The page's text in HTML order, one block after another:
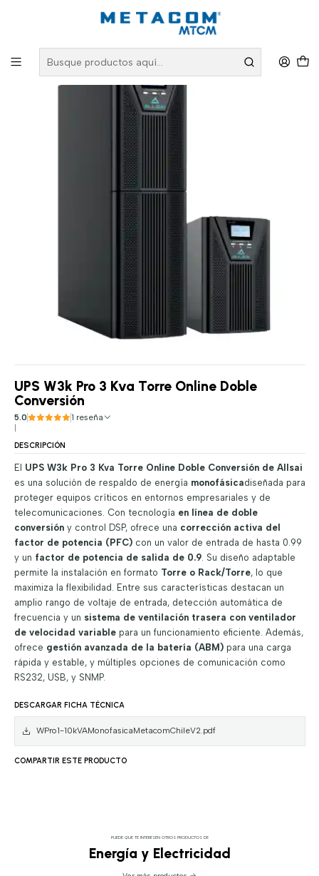
PRODUCTOS
Energía y Electricidad
UPS W3k Pro 3 Kva Torre Online Doble Conversión
UPS W3k Pro 3 Kva Torre Online Doble
Conversión
5.0 1 reseña
DESCRIPCIÓN
El UPS W3k Pro 3 Kva Torre Online Doble Conversión de Allsai
es una solución de respaldo de energía monofásicadiseñada para
proteger equipos críticos en entornos empresariales y de
telecomunicaciones. Con tecnología en línea de doble
conversióny control DSP, ofrece una corrección activa del
factor de potencia (PFC)con un valor de entrada de hasta 0.99
y un factor de potencia de salida de 0.9. Su diseño adaptable
permite la instalación en formato Torre o Rack/Torre, lo que
maximiza la flexibilidad. Entre sus características destacan un
amplio rango de voltaje de entrada, detección automática de
frecuencia y un sistema de ventilación trasera con ventilador
de velocidad variablepara un funcionamiento eficiente. Además,
ofrece gestión avanzada de la batería (ABM)para una carga
rápida y estable, y múltiples opciones de comunicación como
RS232, USB, y SNMP.
DESCARGAR FICHA TÉCNICA
WPro1-10kVAMonofasicaMetacomChileV2.pdf
COMPARTIR ESTE PRODUCTO
PUEDE QUE TE INTERESEN OTROS PRODUCTOS DE
Energía y Electricidad